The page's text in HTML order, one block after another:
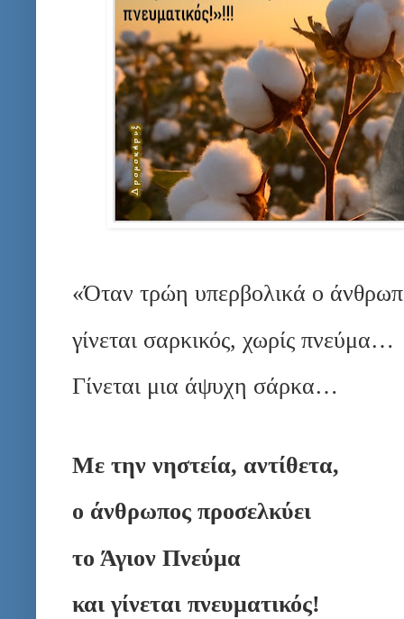
«Όταν τρώ­η υπερ­βο­λι­κά ο
γί­νε­ται σαρ­κι­κός, χω­ρίς πνεύ­μα…
Γί­νε­ται μια άψυ­χη σάρ­κα…
Με την νη­στεία, αν­τί­θε­τα,
ο άν­θρω­πος προ­σελ­κύ­ει
το Άγιον Πνεύ­μα
και γί­νε­ται πνευ­μα­τι­κός!